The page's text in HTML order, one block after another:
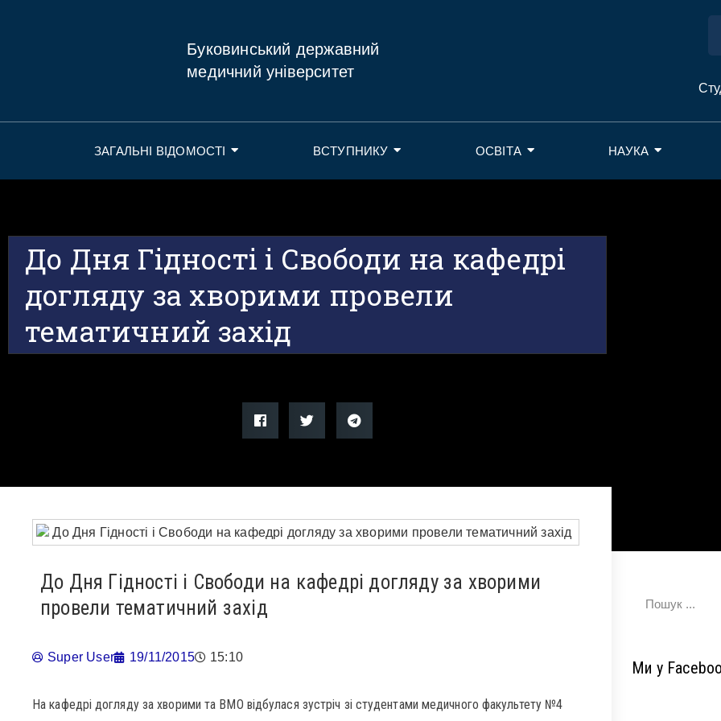
Буковинський державний
медичний університет
ЗАГАЛЬНІ ВІДОМОСТІ ВСТУПНИКУ ОСВІТА НАУКА
До Дня Гідності і Свободи на кафедрі
догляду за хворими провели
тематичний захід
До Дня Гідності і Свободи на кафедрі догляду за хворими
провели тематичний захід
Super User 19/11/2015 15:10
На кафедрі догляду за хворими та ВМО відбулася зустріч зі студентами медичного факультету №4
Ми у